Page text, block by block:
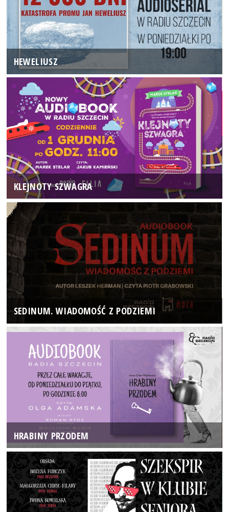
HEWELIUSZ
KLEJNOTY SZWAGRA
SEDINUM. WIADOMOŚĆ Z PODZIEMI
HRABINY PRZODEM